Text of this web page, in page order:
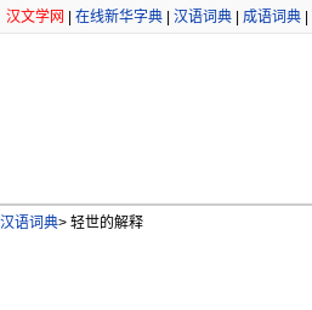
汉文学网 在线新华字典 汉语词典 成语词典
汉语词典> 轻世的解释